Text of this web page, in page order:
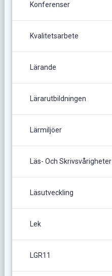
Konferenser
Kvalitetsarbete
Lärande
Lärarutbildningen
Lärmiljöer
Läs- Och Skrivsvårigheter
Läsutveckling
Lek
LGR11